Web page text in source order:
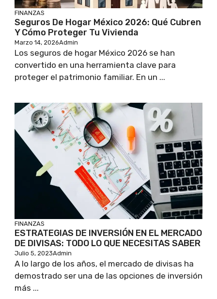
FINANZAS
Seguros De Hogar México 2026: Qué Cubren
Y Cómo Proteger Tu Vivienda
Marzo 14, 2026Admin
Los seguros de hogar México 2026 se han
convertido en una herramienta clave para
proteger el patrimonio familiar. En un ...
FINANZAS
ESTRATEGIAS DE INVERSIÓN EN EL MERCADO
DE DIVISAS: TODO LO QUE NECESITAS SABER
Julio 5, 2023Admin
A lo largo de los años, el mercado de divisas ha
demostrado ser una de las opciones de inversión
más ...